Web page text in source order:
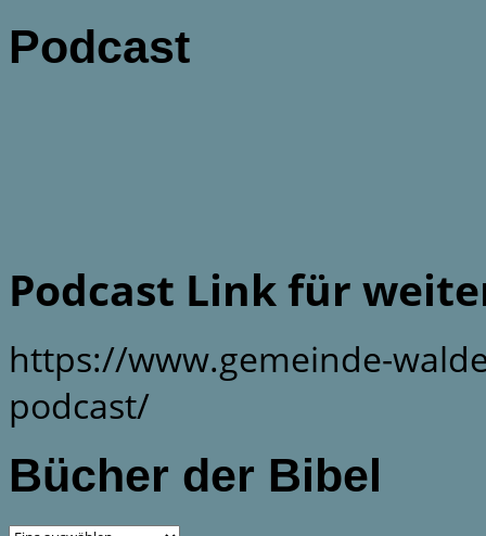
Podcast
Podcast Link für
https://www.gemeinde-
podcast/
Bücher der Bibel